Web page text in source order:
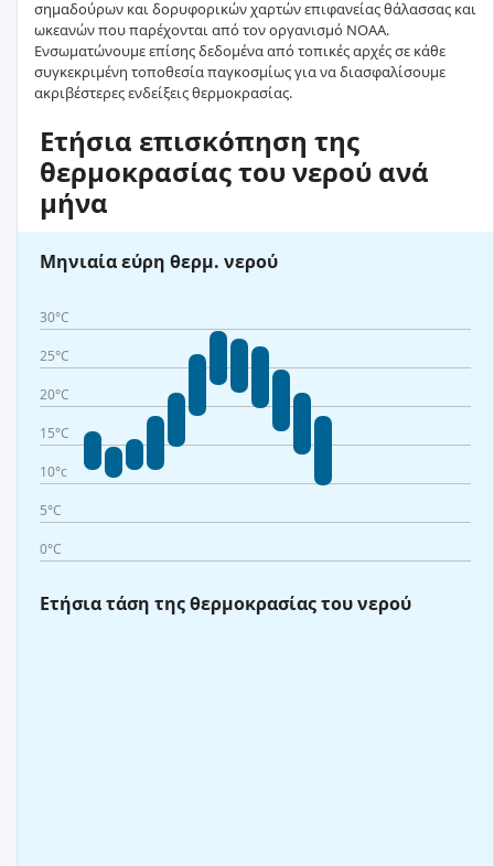
σημαδούρων και δορυφορικών χαρτών επιφανείας θάλασσας και
ωκεανών που παρέχονται από τον οργανισμό NOAA.
Ενσωματώνουμε επίσης δεδομένα από τοπικές αρχές σε κάθε
συγκεκριμένη τοποθεσία παγκοσμίως για να διασφαλίσουμε
ακριβέστερες ενδείξεις θερμοκρασίας.
Ετήσια επισκόπηση της
θερμοκρασίας του νερού ανά
μήνα
Μηνιαία εύρη θερμ. νερού
30°C
25°C
20°C
15°C
10°c
5°C
0°C
Ετήσια τάση της θερμοκρασίας του νερού